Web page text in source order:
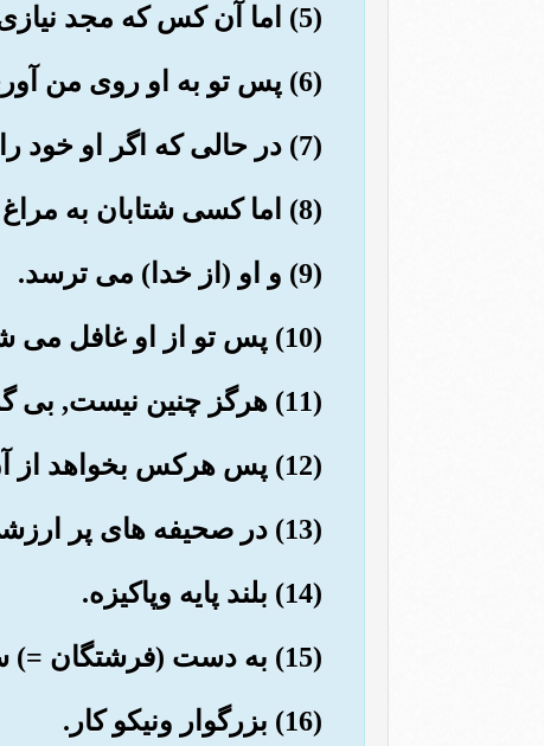
(5) اما آن کس که مجد نیازی نمود.
(6) پس تو به او روی من آوری,
(7) در حالی که اگر او خود را (از کفر) پاک نسازد, چیزی بر تو نیست.
(8) اما کسی شتابان به مراغ تو می آید.
(9) و او (از خدا) می ترسد.
(10) پس تو از او غافل می شوی (وبه ار تو جه نمی کنی؟)
(11) هرگز چنین نیست, بی گمان این (سوره) تذکر ویاد آوری است.
(12) پس هرکس بخواهد از آن پند گیرد.
(13) در صحیفه های پر ارزشی (ثبت) است.
(14) بلند پایه وپاکیزه.
(15) به دست (فرشتگان =) سفیران (وحی است).
(16) بزرگوار ونیکو کار.